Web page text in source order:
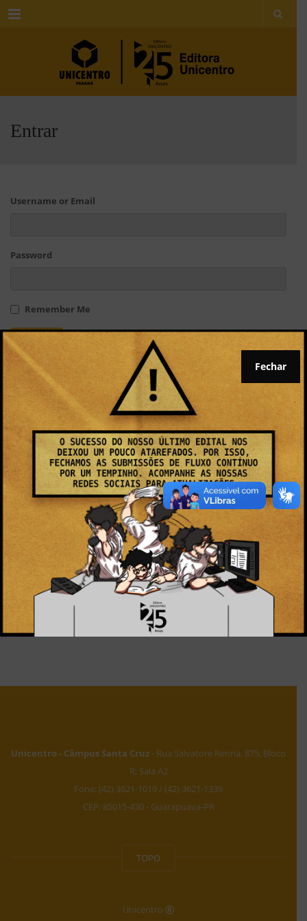
Menu
Entrar
Username or Email
Password
Remember Me
Recuperar senha
Unicentro - Câmpus Santa Cruz- Rua Salvatore Renna, 875, Bloco
R, Sala A2
Fone: (42) 3621-1019 / (42) 3621-1339
CEP: 85015-430 - Guarapuava-PR
TOPO
Unicentro
Fechar